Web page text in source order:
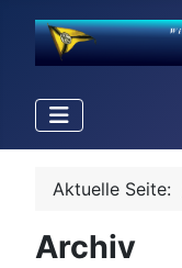
Aktuelle Seite:
Archiv